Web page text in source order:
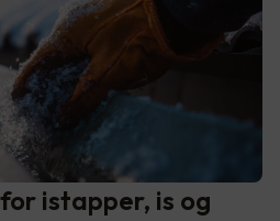
istapper, is og